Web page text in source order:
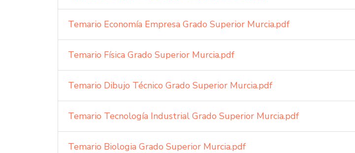
Temario Economía Empresa Grado Superior Murcia.pdf
Temario Física Grado Superior Murcia.pdf
Temario Dibujo Técnico Grado Superior Murcia.pdf
Temario Tecnología Industrial Grado Superior Murcia.pdf
Temario Biologia Grado Superior Murcia.pdf